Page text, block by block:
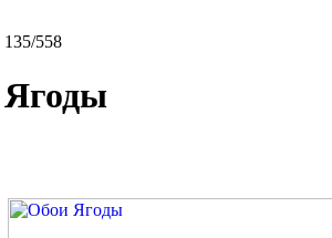
135/558
Ягоды